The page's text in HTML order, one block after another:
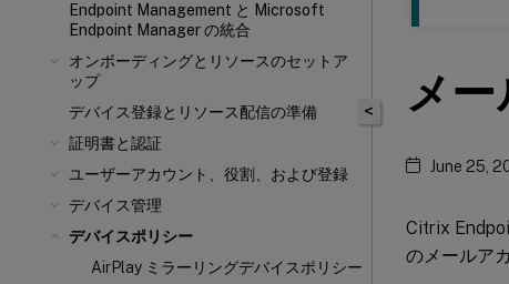
Endpoint Management と Microsoft
Endpoint Manager の統合
オンボーディングとリソースのセットア
ップ
デバイス登録とリソース配信の準備
証明書と認証
ユーザーアカウント、役割、および登録
デバイス管理
デバイスポリシー
AirPlay ミラーリングデバイスポリシー
< メ
June 25,
Citrix
のメールア